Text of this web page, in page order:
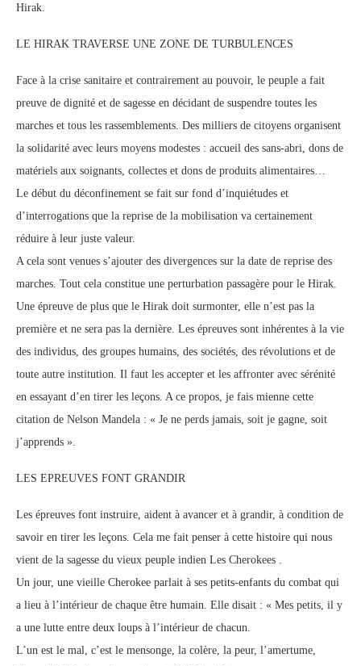
Hirak.
LE HIRAK TRAVERSE UNE ZONE DE TURBULENCES
Face à la crise sanitaire et contrairement au pouvoir, le peuple a fait
preuve de dignité et de sagesse en décidant de suspendre toutes les
marches et tous les rassemblements. Des milliers de citoyens organisent
la solidarité avec leurs moyens modestes : accueil des sans-abri, dons de
matériels aux soignants, collectes et dons de produits alimentaires…
Le début du déconfinement se fait sur fond d’inquiétudes et
d’interrogations que la reprise de la mobilisation va certainement
réduire à leur juste valeur.
A cela sont venues s’ajouter des divergences sur la date de reprise des
marches. Tout cela constitue une perturbation passagère pour le Hirak.
Une épreuve de plus que le Hirak doit surmonter, elle n’est pas la
première et ne sera pas la dernière. Les épreuves sont inhérentes à la vie
des individus, des groupes humains, des sociétés, des révolutions et de
toute autre institution. Il faut les accepter et les affronter avec sérénité
en essayant d’en tirer les leçons. A ce propos, je fais mienne cette
citation de Nelson Mandela : « Je ne perds jamais, soit je gagne, soit
j’apprends ».
LES EPREUVES FONT GRANDIR
Les épreuves font instruire, aident à avancer et à grandir, à condition de
savoir en tirer les leçons. Cela me fait penser à cette histoire qui nous
vient de la sagesse du vieux peuple indien Les Cherokees .
Un jour, une vieille Cherokee parlait à ses petits-enfants du combat qui
a lieu à l’intérieur de chaque être humain. Elle disait : « Mes petits, il y
a une lutte entre deux loups à l’intérieur de chacun.
L’un est le mal, c’est le mensonge, la colère, la peur, l’amertume,